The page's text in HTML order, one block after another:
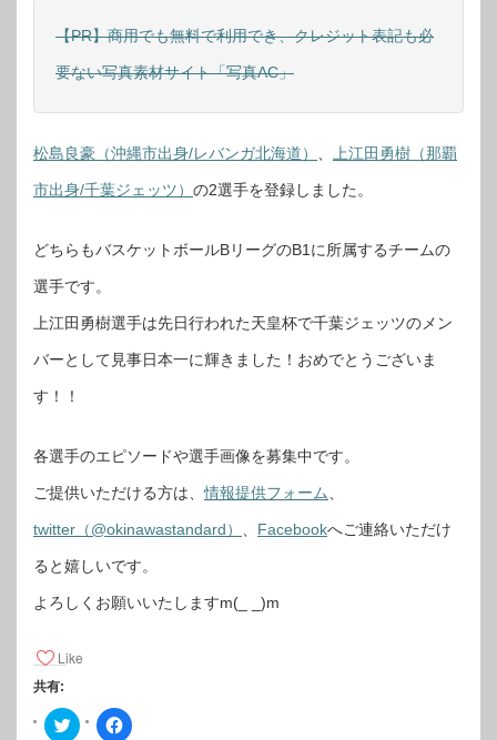
【PR】商用でも無料で利用でき、クレジット表記も必
要ない写真素材サイト「写真AC」
松島良豪（沖縄市出身/レバンガ北海道） 、 上江田勇樹（那覇
市出身/千葉ジェッツ） の2選手を登録しました。
どちらもバスケットボールBリーグのB1に所属するチームの
選手です。
上江田勇樹選手は先日行われた天皇杯で千葉ジェッツのメン
バーとして見事日本一に輝きました！おめでとうございま
す！！
各選手のエピソードや選手画像を募集中です。
ご提供いただける方は、情報提供フォーム、
twitter（@okinawastandard） 、 Facebookへご連絡いただけ
ると嬉しいです。
よろしくお願いいたしますm(_ _)m
Like
共有:
ク
リ
F
a